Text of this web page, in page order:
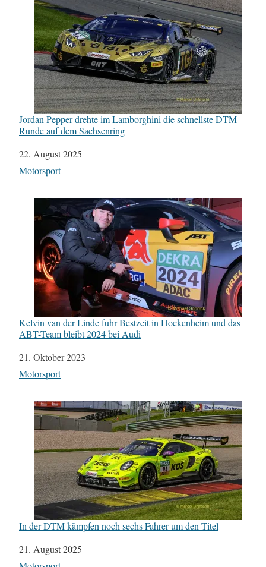
Jordan Pepper drehte im Lamborghini die schnellste DTM-
Runde auf dem Sachsenring
Datum
22. August 2025
In Bezug auf
Motorsport
Kelvin van der Linde fuhr Bestzeit in Hockenheim und das
ABT-Team bleibt 2024 bei Audi
Datum
21. Oktober 2023
In Bezug auf
Motorsport
In der DTM kämpfen noch sechs Fahrer um den Titel
Datum
21. August 2025